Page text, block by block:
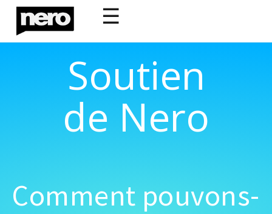
☰
Soutien
de Nero
Comment pouvons-